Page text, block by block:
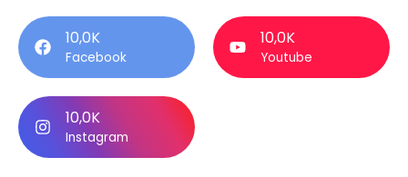
10,0K
Facebook
10,0K
Youtube
10,0K
Instagram